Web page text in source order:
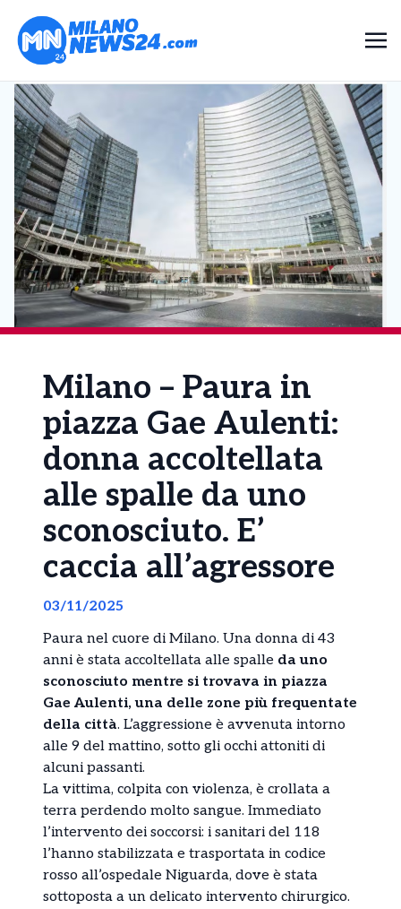
Milano – Paura in
piazza Gae Aulenti:
donna accoltellata
alle spalle da uno
sconosciuto. E’
caccia all’agressore
03/11/2025
Paura nel cuore di Milano. Una donna di 43
anni è stata accoltellata alle spalle da uno
sconosciuto mentre si trovava in piazza
Gae Aulenti, una delle zone più frequentate
della città. L’aggressione è avvenuta intorno
alle 9 del mattino, sotto gli occhi attoniti di
alcuni passanti.
La vittima, colpita con violenza, è crollata a
terra perdendo molto sangue. Immediato
l’intervento dei soccorsi: i sanitari del 118
l’hanno stabilizzata e trasportata in codice
rosso all’ospedale Niguarda, dove è stata
sottoposta a un delicato intervento chirurgico.